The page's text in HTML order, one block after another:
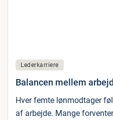
Lederkarriere
Balancen mellem
Hver femte lønmodtager
af arbejde. Mange